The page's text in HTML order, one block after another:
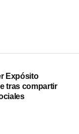
Expósito
tras compartir